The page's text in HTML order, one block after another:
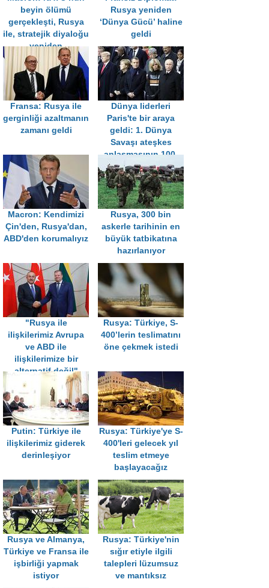
beyin ölümü
gerçekleşti, Rusya
ile, stratejik diyaloğu
yeniden
başlatmalıyız
Rusya yeniden
‘Dünya Gücü’ haline
geldi
Fransa: Rusya ile
gerginliği azaltmanın
zamanı geldi
Dünya liderleri
Paris'te bir araya
geldi: 1. Dünya
Savaşı ateşkes
anlaşmasının 100.
yıldönümü
Macron: Kendimizi
Çin'den, Rusya'dan,
ABD'den korumalıyız
Rusya, 300 bin
askerle tarihinin en
büyük tatbikatına
hazırlanıyor
"Rusya ile
ilişkilerimiz Avrupa
ve ABD ile
ilişkilerimize bir
alternatif değil"
Rusya: Türkiye, S-
400’lerin teslimatını
öne çekmek istedi
Putin: Türkiye ile
ilişkilerimiz giderek
derinleşiyor
Rusya: Türkiye'ye S-
400'leri gelecek yıl
teslim etmeye
başlayacağız
Rusya ve Almanya,
Türkiye ve Fransa ile
işbirliği yapmak
istiyor
Rusya: Türkiye'nin
sığır etiyle ilgili
talepleri lüzumsuz
ve mantıksız